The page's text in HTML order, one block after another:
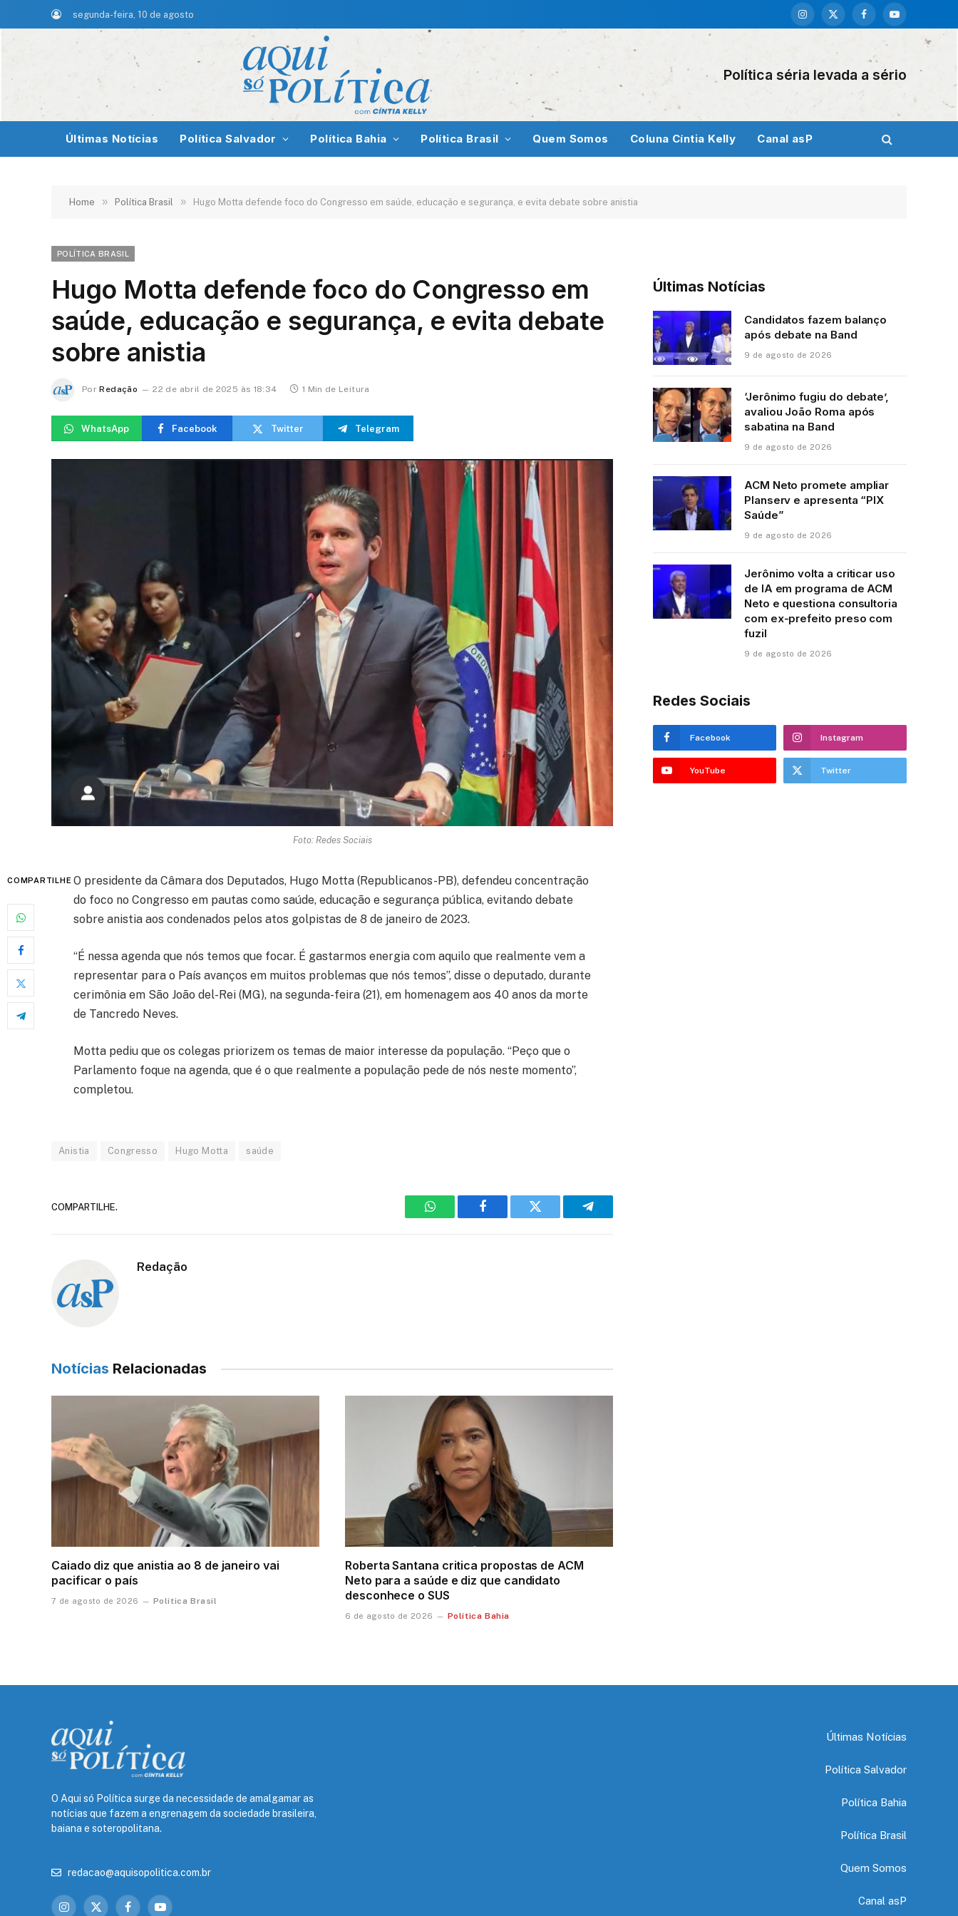
segunda-feira, 10 de agosto
Instagram
X
FacebookYouTube
Política séria levada a sério
Últimas Notícias Política Salvador Política Bahia Política Brasil Quem Somos Coluna Cíntia Kelly Canal asP
Home » Política Brasil » Hugo Motta defende foco do Congresso em saúde, educação e segurança, e evita debate sobre anistia
POLÍTICA BRASIL
Hugo Motta defende foco do Congresso em
saúde, educação e segurança, e evita debate
sobre anistia
Por Redação 22 de abril de 2025 às 18:34 1 Min de Leitura
WhatsApp Facebook Twitter Telegram
Foto: Redes Sociais
COMPARTILHE O presidente da Câmara dos Deputados, Hugo Motta (Republicanos-PB), defendeu concentração
do foco no Congresso em pautas como saúde, educação e segurança pública, evitando debate
sobre anistia aos condenados pelos atos golpistas de 8 de janeiro de 2023.
“É nessa agenda que nós temos que focar. É gastarmos energia com aquilo que realmente vem a
representar para o País avanços em muitos problemas que nós temos”, disse o deputado, durante
cerimônia em São João del-Rei (MG), na segunda-feira (21), em homenagem aos 40 anos da morte
de Tancredo Neves.
Motta pediu que os colegas priorizem os temas de maior interesse da população. “Peço que o
Parlamento foque na agenda, que é o que realmente a população pede de nós neste momento”,
completou.
Anistia Congresso Hugo Motta saúde
COMPARTILHE.
WhatsAppFacebook Twitter Telegram
Redação
Notícias Relacionadas
Caiado diz que anistia ao 8 de janeiro vai
pacificar o país
7 de agosto de 2026 Política Brasil
Roberta Santana critica propostas de ACM
Neto para a saúde e diz que candidato
desconhece o SUS
6 de agosto de 2026 Política Bahia
Últimas Notícias
Candidatos fazem balanço
após debate na Band
9 de agosto de 2026
‘Jerônimo fugiu do debate’,
avaliou João Roma após
sabatina na Band
9 de agosto de 2026
ACM Neto promete ampliar
Planserv e apresenta “PIX
Saúde”
9 de agosto de 2026
Jerônimo volta a criticar uso
de IA em programa de ACM
Neto e questiona consultoria
com ex-prefeito preso com
fuzil
9 de agosto de 2026
Redes Sociais
Facebook Instagram
YouTube Twitter
O Aqui só Política surge da necessidade de amalgamar as
notícias que fazem a engrenagem da sociedade brasileira,
baiana e soteropolitana.
redacao@aquisopolitica.com.br
Instagram
X FacebookYouTube
Últimas Notícias
Política Salvador
Política Bahia
Política Brasil
Quem Somos
Canal asP